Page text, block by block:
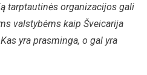
tarptautinės organizacijos gali
valstybėms kaip Šveicarija
yra prasminga, o gal yra